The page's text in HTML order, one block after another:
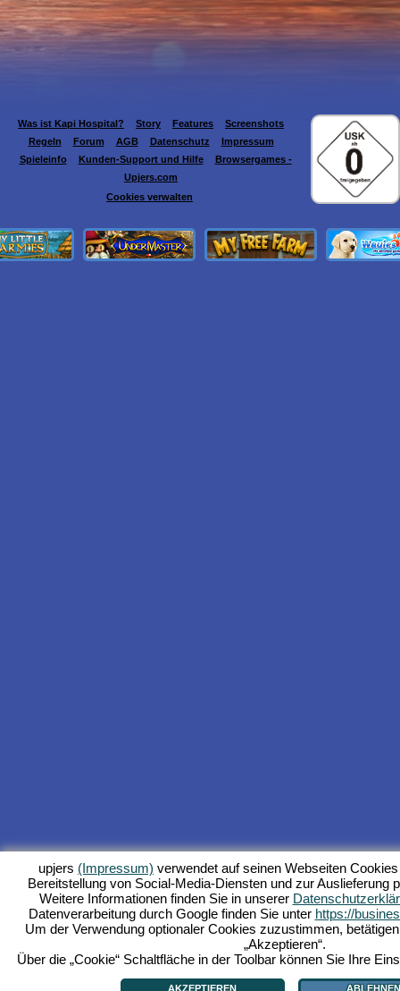
Was ist Kapi Hospital? Story Features
Screenshots
Regeln
Forum AGB Datenschutz
Impressum
Spieleinfo
Kunden-Support und Hilfe
Browsergames -
Upjers.com
Cookies verwalten
upjers (Impressum) verwendet auf seinen Webseiten
Bereitstellung von Social-Media-Diensten und zur Auslieferung
Weitere Informationen finden Sie in unserer
Datenverarbeitung durch Google finden Sie unter https://
Um der Verwendung optionaler Cookies zuzustimmen,
„Akzeptieren“.
Über die „Cookie“ Schaltfläche in der Toolbar können Sie Ihre
AKZEPTIEREN ABLEHNEN